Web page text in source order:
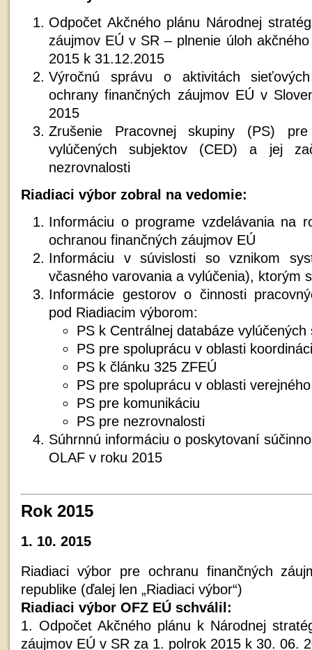
Odpočet Akčného plánu Národnej
záujmov EÚ v SR – plnenie úloh
2015 k 31.12.2015
Výročnú správu o aktivitách
ochrany finančných záujmov EÚ v
2015
Zrušenie Pracovnej skupiny (PS)
vylúčených subjektov (CED) a jej
nezrovnalosti
Riadiaci výbor zobral na vedomie:
Informáciu o programe vzdelávania na
ochranou finančných záujmov EÚ
Informáciu v súvislosti so vznikom
včasného varovania a vylúčenia), ktorým
Informácie gestorov o činnosti
pod Riadiacim výborom:
PS k Centrálnej databáze vylúčených
PS pre spoluprácu v oblasti
PS k článku 325 ZFEÚ
PS pre spoluprácu v oblasti
PS pre komunikáciu
PS pre nezrovnalosti
Súhrnnú informáciu o poskytovaní
OLAF v roku 2015
Rok 2015
1. 10. 2015
Riadiaci výbor pre ochranu finančných
republike (ďalej len „Riadiaci výbor“)
Riadiaci výbor OFZ EÚ schválil:
1. Odpočet Akčného plánu k Národnej
záujmov EÚ v SR za 1. polrok 2015 k 30. 06.